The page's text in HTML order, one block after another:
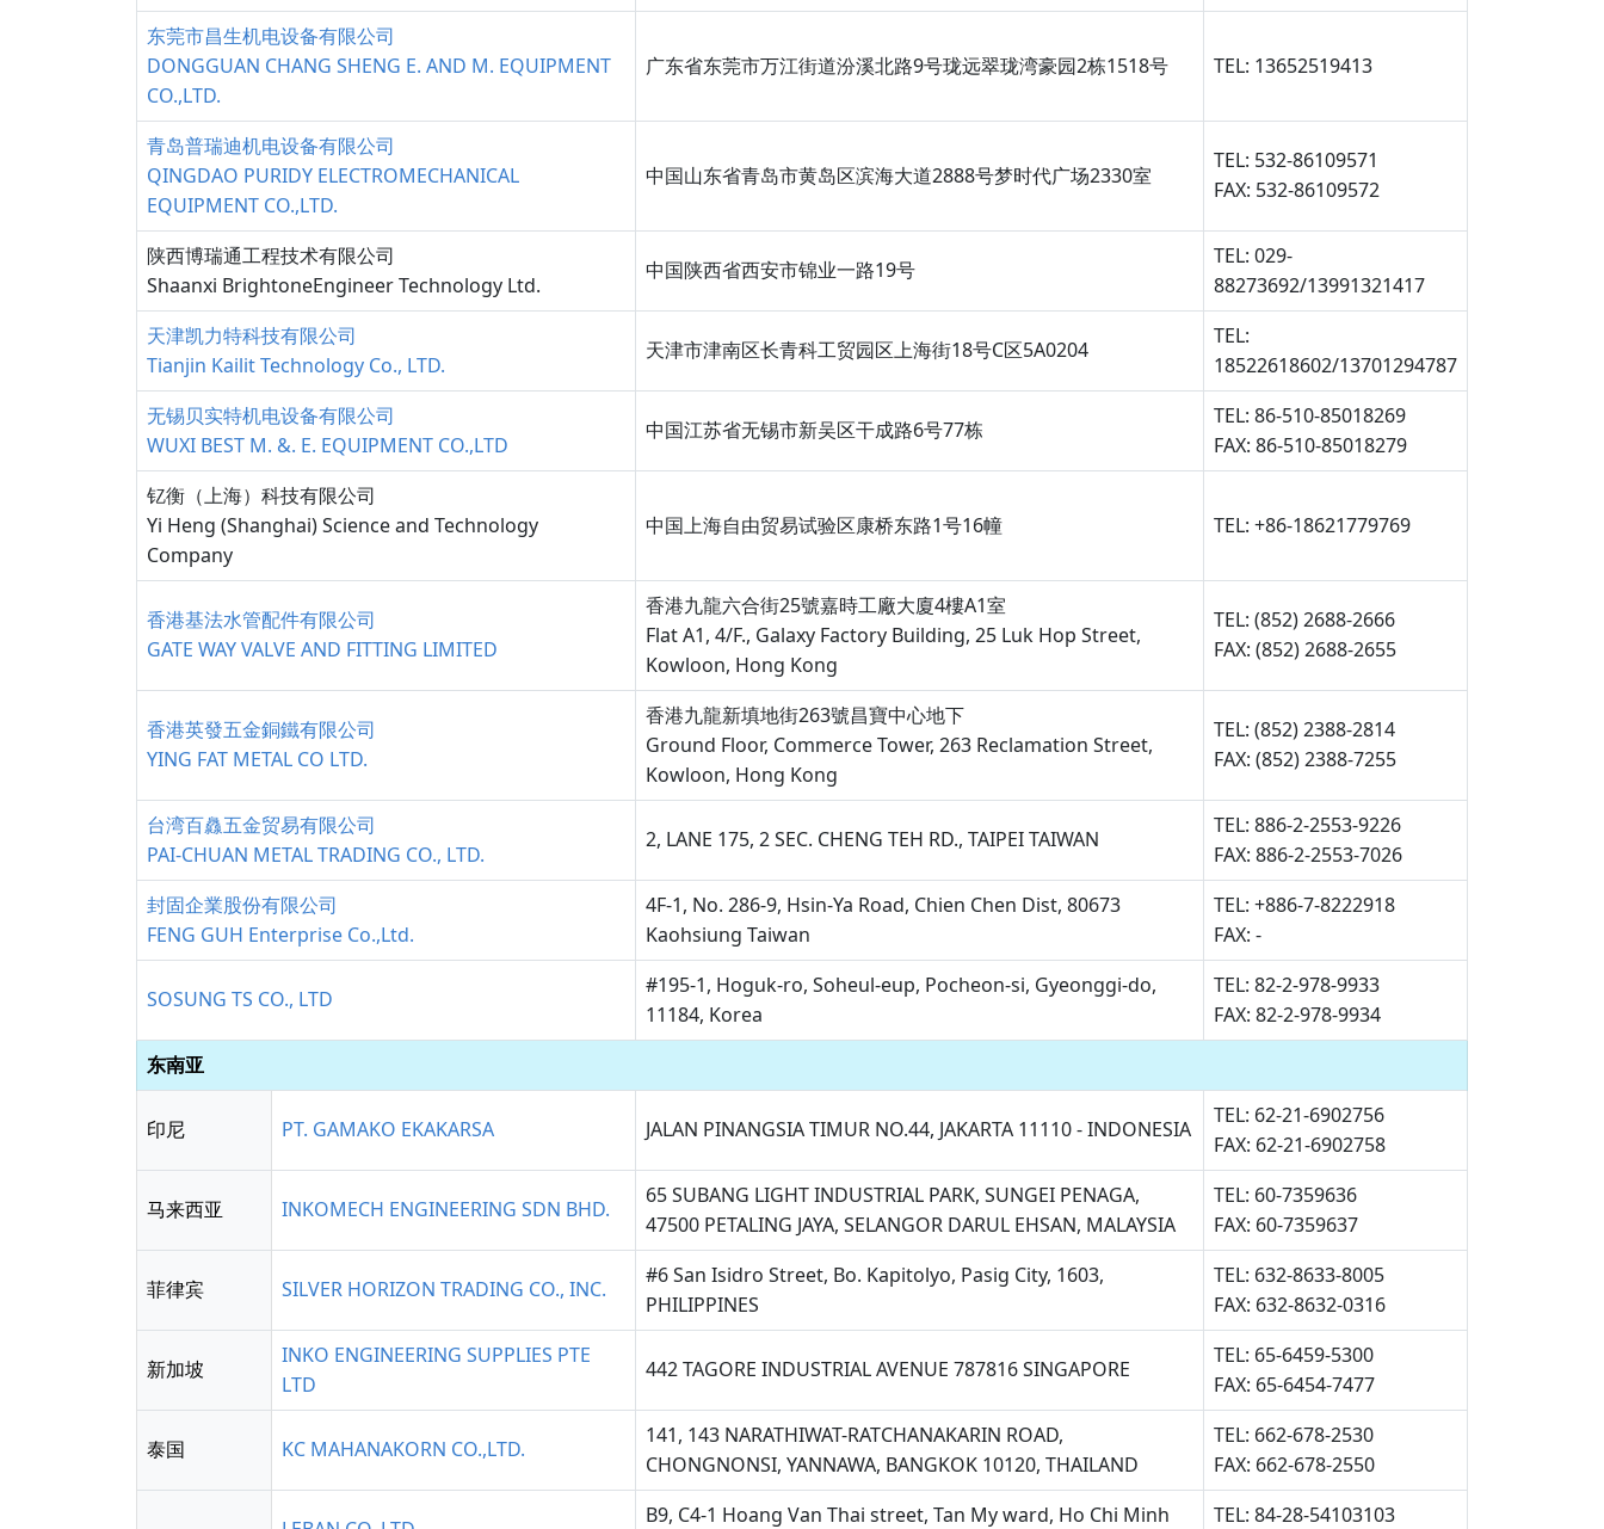
东莞市昌生机电设备有限公司
DONGGUAN CHANG SHENG E. AND M. EQUIPMENT
CO.,LTD.
广东省东莞市万江街道汾溪北路9号珑远翠珑湾豪园2栋1518号 TEL: 13652519413
青岛普瑞迪机电设备有限公司
QINGDAO PURIDY ELECTROMECHANICAL
EQUIPMENT CO.,LTD.
中国山东省青岛市黄岛区滨海大道2888号梦时代广场2330室
TEL: 532-86109571
FAX: 532-86109572
陕西博瑞通工程技术有限公司
Shaanxi BrightoneEngineer Technology Ltd.
中国陕西省西安市锦业一路19号
TEL: 029-
88273692/13991321417
天津凯力特科技有限公司
Tianjin Kailit Technology Co., LTD.
天津市津南区长青科工贸园区上海街18号C区5A0204
TEL:
18522618602/13701294787
无锡贝实特机电设备有限公司
WUXI BEST M. &. E. EQUIPMENT CO.,LTD
中国江苏省无锡市新吴区干成路6号77栋
TEL: 86-510-85018269
FAX: 86-510-85018279
钇衡（上海）科技有限公司
Yi Heng (Shanghai) Science and Technology
Company
中国上海自由贸易试验区康桥东路1号16幢 TEL: +86-18621779769
香港基法水管配件有限公司
GATE WAY VALVE AND FITTING LIMITED
香港九龍六合街25號嘉時工廠大廈4樓A1室
Flat A1, 4/F., Galaxy Factory Building, 25 Luk Hop Street,
Kowloon, Hong Kong
TEL: (852) 2688-2666
FAX: (852) 2688-2655
香港英發五金銅鐵有限公司
YING FAT METAL CO LTD.
香港九龍新填地街263號昌寶中心地下
Ground Floor, Commerce Tower, 263 Reclamation Street,
Kowloon, Hong Kong
TEL: (852) 2388-2814
FAX: (852) 2388-7255
台湾百灥五金贸易有限公司
PAI-CHUAN METAL TRADING CO., LTD.
2, LANE 175, 2 SEC. CHENG TEH RD., TAIPEI TAIWAN
TEL: 886-2-2553-9226
FAX: 886-2-2553-7026
封固企業股份有限公司
FENG GUH Enterprise Co.,Ltd.
4F-1, No. 286-9, Hsin-Ya Road, Chien Chen Dist, 80673
Kaohsiung Taiwan
TEL: +886-7-8222918
FAX: -
SOSUNG TS CO., LTD
#195-1, Hoguk-ro, Soheul-eup, Pocheon-si, Gyeonggi-do,
11184, Korea
TEL: 82-2-978-9933
FAX: 82-2-978-9934
东南亚
印尼 PT. GAMAKO EKAKARSA JALAN PINANGSIA TIMUR NO.44, JAKARTA 11110 - INDONESIA
TEL: 62-21-6902756
FAX: 62-21-6902758
马来西亚 INKOMECH ENGINEERING SDN BHD.
65 SUBANG LIGHT INDUSTRIAL PARK, SUNGEI PENAGA,
47500 PETALING JAYA, SELANGOR DARUL EHSAN, MALAYSIA
TEL: 60-7359636
FAX: 60-7359637
菲律宾 SILVER HORIZON TRADING CO., INC.
#6 San Isidro Street, Bo. Kapitolyo, Pasig City, 1603,
PHILIPPINES
TEL: 632-8633-8005
FAX: 632-8632-0316
新加坡
INKO ENGINEERING SUPPLIES PTE
LTD
442 TAGORE INDUSTRIAL AVENUE 787816 SINGAPORE
TEL: 65-6459-5300
FAX: 65-6454-7477
泰国 KC MAHANAKORN CO.,LTD.
141, 143 NARATHIWAT-RATCHANAKARIN ROAD,
CHONGNONSI, YANNAWA, BANGKOK 10120, THAILAND
TEL: 662-678-2530
FAX: 662-678-2550
B9, C4-1 Hoang Van Thai street, Tan My ward, Ho Chi Minh TEL: 84-28-54103103